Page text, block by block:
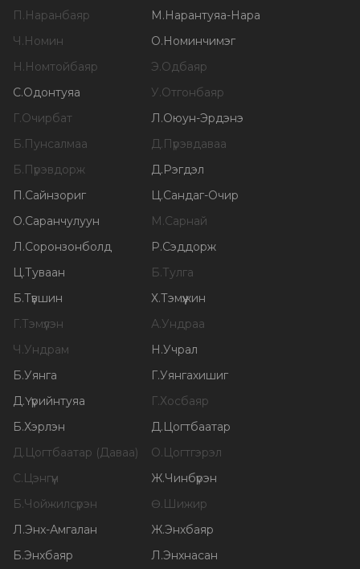
П.Наранбаяр М.Нарантуяа-Нара
Ч.Номин О.Номинчимэг
Н.Номтойбаяр Э.Одбаяр
С.Одонтуяа У.Отгонбаяр
Г.Очирбат Л.Оюун-Эрдэнэ
Б.Пунсалмаа Д.Пүрэвдаваа
Б.Пүрэвдорж Д.Рэгдэл
П.Сайнзориг Ц.Сандаг-Очир
О.Саранчулуун М.Сарнай
Л.Соронзонболд Р.Сэддорж
Ц.Туваан Б.Тулга
Б.Түвшин Х.Тэмүүжин
Г.Тэмүүлэн А.Ундраа
Ч.Ундрам Н.Учрал
Б.Уянга Г.Уянгахишиг
Д.Үүрийнтуяа Г.Хосбаяр
Б.Хэрлэн Д.Цогтбаатар
Д.Цогтбаатар (Даваа) О.Цогтгэрэл
С.Цэнгүүн Ж.Чинбүрэн
Б.Чойжилсүрэн Ө.Шижир
Л.Энх-Амгалан Ж.Энхбаяр
Б.Энхбаяр Л.Энхнасан